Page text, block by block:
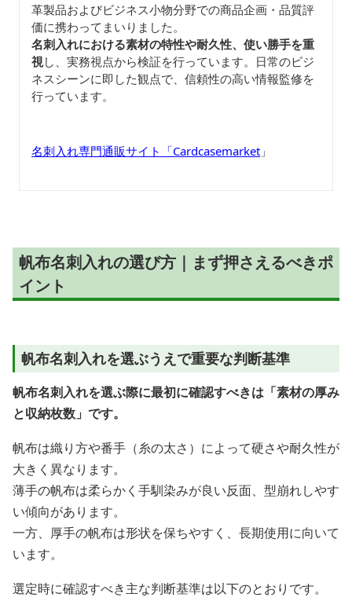
革製品およびビジネス小物分野での商品企画・品質評
価に携わってまいりました。
名刺入れにおける素材の特性や耐久性、使い勝手を重
視し、実務視点から検証を行っています。日常のビジ
ネスシーンに即した観点で、信頼性の高い情報監修を
行っています。
名刺入れ専門通販サイト「Cardcasemarket 」
帆布名刺入れの選び方｜まず押さえるべきポ
イント
帆布名刺入れを選ぶうえで重要な判断基準
帆布名刺入れを選ぶ際に最初に確認すべきは「素材の厚み
と収納枚数」です。
帆布は織り方や番手（糸の太さ）によって硬さや耐久性が
大きく異なります。
薄手の帆布は柔らかく手馴染みが良い反面、型崩れしやす
い傾向があります。
一方、厚手の帆布は形状を保ちやすく、長期使用に向いて
います。
選定時に確認すべき主な判断基準は以下のとおりです。